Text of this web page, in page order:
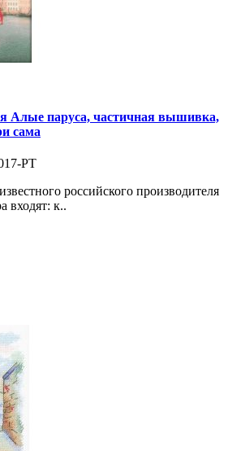
Алые паруса, частичная вышивка,
сама
РТ
российского производителя
входят: к..